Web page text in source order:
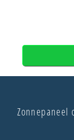
Zonnepaneel